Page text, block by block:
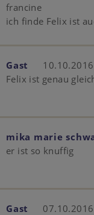
francine
ich finde Felix ist
Gast
Felix ist genau
mika marie
er ist so knuffig
Gast